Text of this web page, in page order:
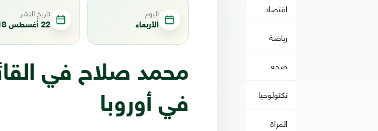
اقتصاد
رياضة
صحه
تكنولوجيا
المراة
اليوم
الأربعاء
تاريخ النشر
22 أغسطس 2018
محمد صلاح في
في أوروبا